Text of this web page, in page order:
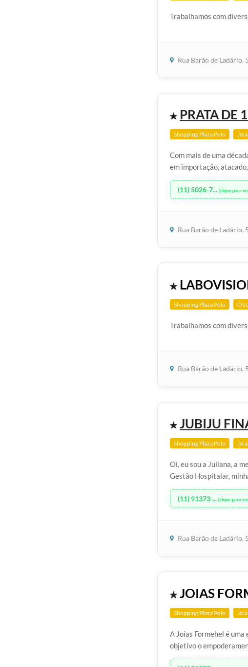
Trabalhamos com
Rua Barão de Ladário,
PRATA DE
Shopping Plaza Polo
Com mais de uma
em importação,
(11) 5026-7... [clique para
Rua Barão de Ladário,
Shopping Plaza Polo
Trabalhamos com
Rua Barão de Ladário,
JUBIJU
Shopping Plaza Polo
Oi, eu sou a Juliana, a
Gestão Hospitalar,
(11) 91373-... [clique para
Rua Barão de Ladário,
JOIAS
Shopping Plaza Polo
A Joias Formehel é
objetivo o